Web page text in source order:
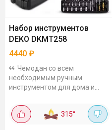
Набор инструментов
DEKO DKMT258
4440 ₽
Чемодан со всем
необходимым ручным
инструментом для дома и
из 258 инструментов,
упакованных в пластиковый
чемодан: отвёртки, гаечные...
315°